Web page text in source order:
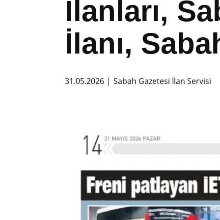
İlanları,
İlanı,
31.05.2026 Sabah Gazetesi İlan Servisi